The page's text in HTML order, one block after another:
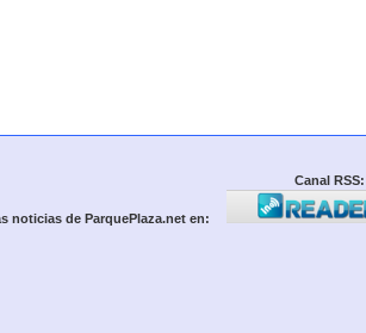
Canal RSS:
noticias de ParquePlaza.net en: